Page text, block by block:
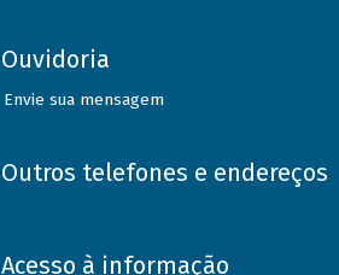
Ouvidoria
Envie sua mensagem
Outros telefones e endereços
Acesso à informação